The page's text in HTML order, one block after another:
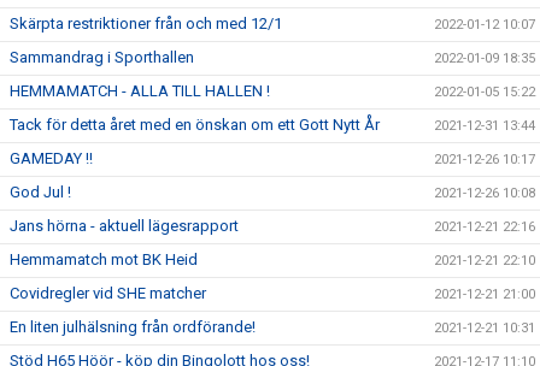
Skärpta restriktioner från och med 12/1 2022-01-12 10:07
Sammandrag i Sporthallen 2022-01-09 18:35
HEMMAMATCH - ALLA TILL HALLEN ! 2022-01-05 15:22
Tack för detta året med en önskan om ett Gott Nytt År 2021-12-31 13:44
GAMEDAY !! 2021-12-26 10:17
God Jul ! 2021-12-26 10:08
Jans hörna - aktuell lägesrapport 2021-12-21 22:16
Hemmamatch mot BK Heid 2021-12-21 22:10
Covidregler vid SHE matcher 2021-12-21 21:00
En liten julhälsning från ordförande! 2021-12-21 10:31
Stöd H65 Höör - köp din Bingolott hos oss! 2021-12-17 11:10